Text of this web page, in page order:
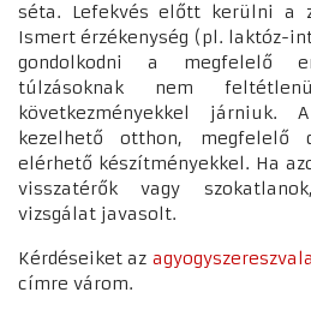
séta. Lefekvés előtt kerülni a
Ismert érzékenység (pl. laktóz-
gondolkodni a megfelelő
túlzásoknak nem
következményekkel
kezelhető otthon, megfelelő
elérhető készítményekkel. Ha
visszatérők vagy
vizsgálat javasolt.
Kérdéseiket az
címre várom.